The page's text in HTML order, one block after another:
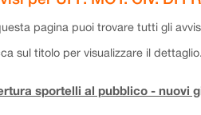
pagina puoi trovare tutti gli
sul titolo per visualizzare il dettaglio.
sportelli al pubblico - nuovi